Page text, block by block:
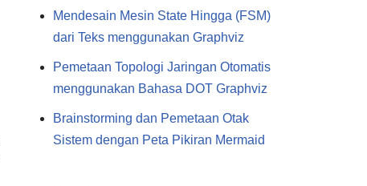
Mendesain Mesin State Hingga (FSM)
dari Teks menggunakan Graphviz
Pemetaan Topologi Jaringan Otomatis
menggunakan Bahasa DOT Graphviz
Brainstorming dan Pemetaan Otak
Sistem dengan Peta Pikiran Mermaid